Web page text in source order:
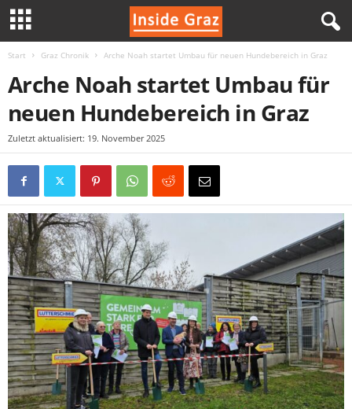
Start Graz Chronik Arche Noah startet Umbau für neuen Hundebereich in Graz
Arche Noah startet Umbau für
neuen Hundebereich in Graz
Zuletzt aktualisiert: 19. November 2025